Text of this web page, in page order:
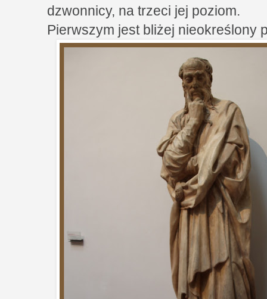
dzwonnicy, na trzeci jej poziom.
Pierwszym jest bliżej nieokreślony